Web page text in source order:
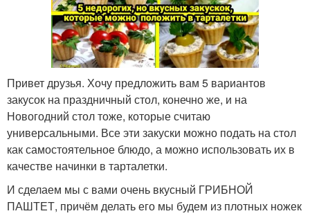
Привет друзья. Хочу предложить вам 5 вариантов
закусок на праздничный стол, конечно же, и на
Новогодний стол тоже, которые считаю
универсальными. Все эти закуски можно подать на стол
как самостоятельное блюдо, а можно использовать их в
качестве начинки в тарталетки.
И сделаем мы с вами очень вкусный ГРИБНОЙ
ПАШТЕТ, причём делать его мы будем из плотных ножек